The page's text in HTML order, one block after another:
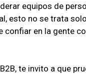
equipos de
esto no se trata
confiar en la gente
te invito a que